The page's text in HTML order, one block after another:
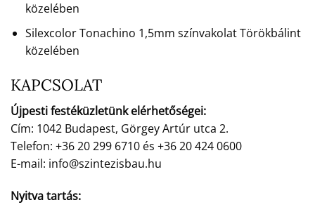
közelében
Silexcolor Tonachino 1,5mm színvakolat Törökbálint
közelében
KAPCSOLAT
Újpesti festéküzletünk elérhetőségei:
Cím: 1042 Budapest, Görgey Artúr utca 2.
Telefon: +36 20 299 6710 és +36 20 424 0600
E-mail: info@szintezisbau.hu
Nyitva tartás: